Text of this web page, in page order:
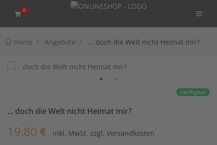
0
Home Angebote ... doch die Welt nicht Heimat mir?
Verfügbar
... doch die Welt nicht Heimat mir?
19,80 inkl. MwSt. zzgl. Versandkosten